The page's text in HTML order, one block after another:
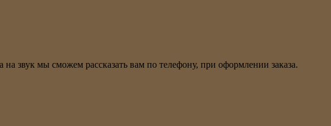
звук мы сможем рассказать вам по телефону, при оформлении заказа.